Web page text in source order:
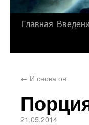
Главная
← И снова он
21.05.2014